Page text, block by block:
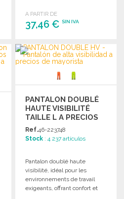
A PARTIR DE
37,46 €SIN IVA
PEDIR
Solicitar un presupuesto
PANTALON DOUBLÉ
HAUTE VISIBILITÉ
TAILLE L A PRECIOS
DE MAYORISTA
Ref.46-223748
Stock : 4 237 artículos
Pantalon doublé haute
visibilité, idéal pour les
environnements de travail
exigeants, offrant confort et